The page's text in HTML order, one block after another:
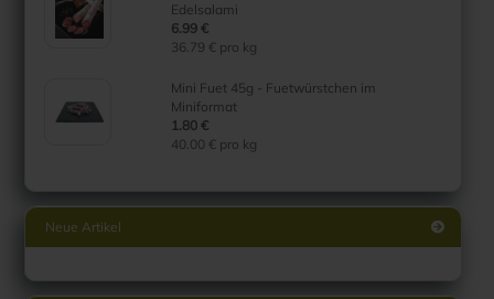
Edelsalami
6.99 €
36.79 € pro kg
Mini Fuet 45g - Fuetwürstchen im
Miniformat
1.80 €
40.00 € pro kg
Neue Artikel